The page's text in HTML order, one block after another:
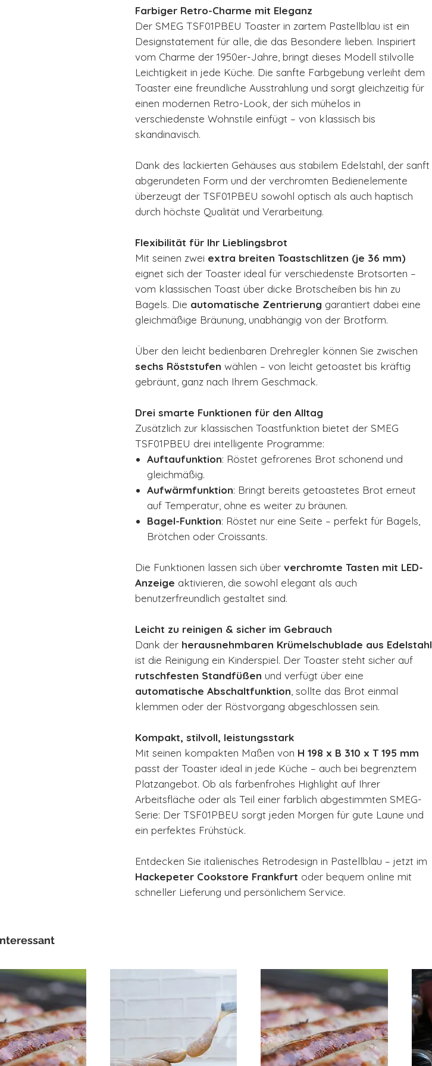
Farbiger Retro-Charme mit Eleganz
Der SMEG TSF01PBEU Toaster in zartem Pastellblau ist ein
Designstatement für alle, die das Besondere lieben. Inspiriert
vom Charme der 1950er-Jahre, bringt dieses Modell stilvolle
Leichtigkeit in jede Küche. Die sanfte Farbgebung verleiht dem
Toaster eine freundliche Ausstrahlung und sorgt gleichzeitig für
einen modernen Retro-Look, der sich mühelos in
verschiedenste Wohnstile einfügt – von klassisch bis
skandinavisch.
Dank des lackierten Gehäuses aus stabilem Edelstahl, der sanft
abgerundeten Form und der verchromten Bedienelemente
überzeugt der TSF01PBEU sowohl optisch als auch haptisch
durch höchste Qualität und Verarbeitung.
Flexibilität für Ihr Lieblingsbrot
Mit seinen zwei extra breiten Toastschlitzen (je 36 mm)
eignet sich der Toaster ideal für verschiedenste Brotsorten –
vom klassischen Toast über dicke Brotscheiben bis hin zu
Bagels. Die automatische Zentrierung garantiert dabei eine
gleichmäßige Bräunung, unabhängig von der Brotform.
Über den leicht bedienbaren Drehregler können Sie zwischen
sechs Röststufen wählen – von leicht getoastet bis kräftig
gebräunt, ganz nach Ihrem Geschmack.
Drei smarte Funktionen für den Alltag
Zusätzlich zur klassischen Toastfunktion bietet der SMEG
TSF01PBEU drei intelligente Programme:
Auftaufunktion: Röstet gefrorenes Brot schonend und
gleichmäßig.
Aufwärmfunktion: Bringt bereits getoastetes Brot erneut
auf Temperatur, ohne es weiter zu bräunen.
Bagel-Funktion: Röstet nur eine Seite – perfekt für Bagels,
Brötchen oder Croissants.
Die Funktionen lassen sich über verchromte Tasten mit LED-
Anzeige aktivieren, die sowohl elegant als auch
benutzerfreundlich gestaltet sind.
Leicht zu reinigen & sicher im Gebrauch
Dank der herausnehmbaren Krümelschublade aus Edelstahl
ist die Reinigung ein Kinderspiel. Der Toaster steht sicher auf
rutschfesten Standfüßen und verfügt über eine
automatische Abschaltfunktion , sollte das Brot einmal
klemmen oder der Röstvorgang abgeschlossen sein.
Kompakt, stilvoll, leistungsstark
Mit seinen kompakten Maßen von H 198 x B 310 x T 195 mm
passt der Toaster ideal in jede Küche – auch bei begrenztem
Platzangebot. Ob als farbenfrohes Highlight auf Ihrer
Arbeitsfläche oder als Teil einer farblich abgestimmten SMEG-
Serie: Der TSF01PBEU sorgt jeden Morgen für gute Laune und
ein perfektes Frühstück.
Entdecken Sie italienisches Retrodesign in Pastellblau – jetzt im
Hackepeter Cookstore Frankfurt oder bequem online mit
schneller Lieferung und persönlichem Service.